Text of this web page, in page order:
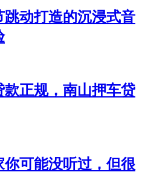
动打造的沉浸式音
正规，南山押车贷
你可能没听过，但很